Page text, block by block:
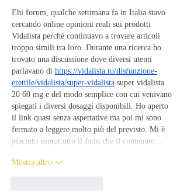
Ehi forum, qualche settimana fa in Italia stavo
cercando online opinioni reali sui prodotti
Vidalista perché continuavo a trovare articoli
troppo simili tra loro. Durante una ricerca ho
trovato una discussione dove diversi utenti
parlavano di https://vidalista.to/disfunzione-
erettile/vidalista/super-vidalista super vidalista
20 60 mg e del modo semplice con cui venivano
spiegati i diversi dosaggi disponibili. Ho aperto
il link quasi senza aspettative ma poi mi sono
fermato a leggere molto più del previsto. Mi è
piaciuto soprattutto il fatto che il contenuto…
Mostra altro